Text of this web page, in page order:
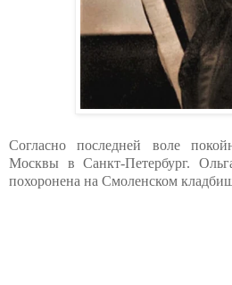
Согласно последней воле
Москвы в Санкт-Петербург.
похоронена на Смоленском